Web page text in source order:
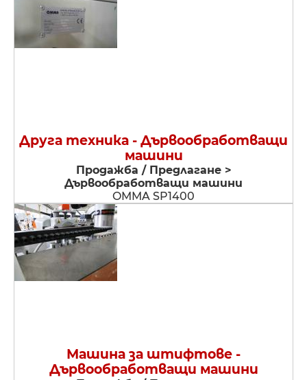
Друга техника - Дървообработващи
машини
Продажба / Предлагане >
Дървообработващи машини
OMMA SP1400
Машина за штифтове -
Дървообработващи машини